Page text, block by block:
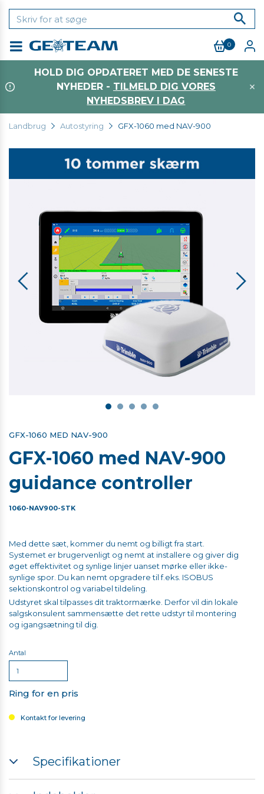
0
HOLD DIG OPDATERET MED DE SENESTE
NYHEDER - TILMELD DIG VORES
NYHEDSBREV I DAG
Landbrug Autostyring GFX-1060 med NAV-900
GFX-1060 MED NAV-900
GFX-1060 med NAV-900
guidance controller
1060-NAV900-STK
Med dette sæt, kommer du nemt og billigt fra start.
Systemet er brugervenligt og nemt at installere og giver dig
øget effektivitet og synlige linjer uanset mørke eller ikke-
synlige spor. Du kan nemt opgradere til f.eks. ISOBUS
sektionskontrol og variabel tildeling.
Udstyret skal tilpasses dit traktormærke. Derfor vil din lokale
salgskonsulent sammensætte det rette udstyr til montering
og igangsætning til dig.
Antal
Ring for en pris
Kontakt for levering
Specifikationer